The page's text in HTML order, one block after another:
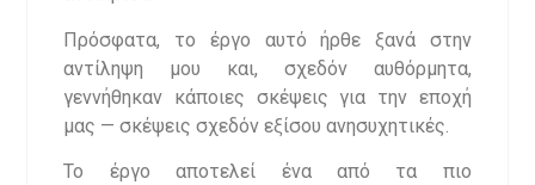
Πρόσφατα, το έργο αυτό ήρθε ξανά στην
αντίληψη μου και, σχεδόν αυθόρμητα,
γεννήθηκαν κάποιες σκέψεις για την εποχή
μας — σκέψεις σχεδόν εξίσου ανησυχητικές.
Το έργο αποτελεί ένα από τα πιο